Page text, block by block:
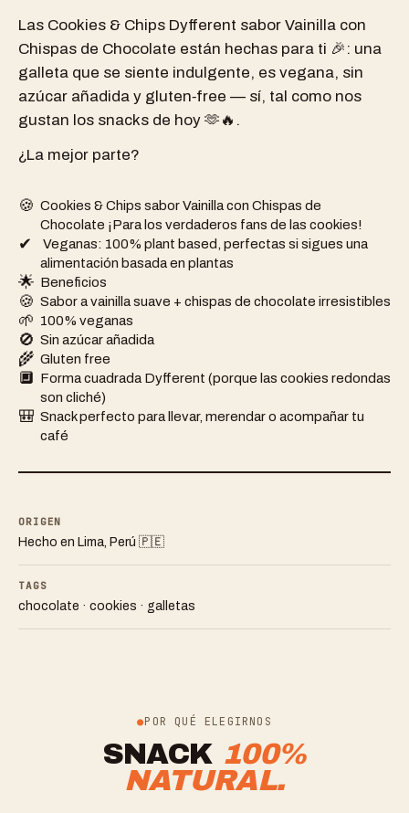
Las Cookies & Chips Dyfferent sabor Vainilla con
Chispas de Chocolate están hechas para ti 🎉: una
galleta que se siente indulgente, es vegana, sin
azúcar añadida y gluten‑free — sí, tal como nos
gustan los snacks de hoy 🫶🔥.
¿La mejor parte?
🍪 Cookies & Chips sabor Vainilla con Chispas de
Chocolate ¡Para los verdaderos fans de las cookies!
✔
️ Veganas: 100% plant based, perfectas si sigues una
alimentación basada en plantas
🌟 Beneficios
🍪 Sabor a vainilla suave + chispas de chocolate irresistibles
🌱 100% veganas
🚫 Sin azúcar añadida
🌾 Gluten free
🔲 Forma cuadrada Dyfferent (porque las cookies redondas
son cliché)
🎒 Snack perfecto para llevar, merendar o acompañar tu
café
ORIGEN
Hecho en Lima, Perú 🇵🇪
TAGS
chocolate · cookies · galletas
POR QUÉ ELEGIRNOS
SNACK 100%
NATURAL.